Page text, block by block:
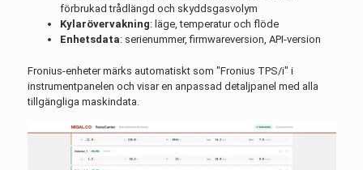
förbrukad trådlängd och skyddsgasvolym
Kylarövervakning: läge, temperatur och flöde
Enhetsdata: serienummer, firmwareversion, API-version
Fronius-enheter märks automatiskt som "Fronius TPS/i" i
instrumentpanelen och visar en anpassad detaljpanel med alla
tillgängliga maskindata.